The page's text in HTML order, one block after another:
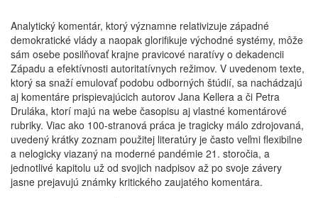
Analytický komentár, ktorý významne relativizuje západné
demokratické vlády a naopak glorifikuje východné systémy, môže
sám osebe posilňovať krajne pravicové naratívy o dekadencii
Západu a efektívnosti autoritatívnych režimov. V uvedenom texte,
ktorý sa snaží emulovať podobu odborných štúdií, sa nachádzajú
aj komentáre prispievajúcich autorov Jana Kellera a či Petra
Druláka, ktorí majú na webe časopisu aj vlastné komentárové
rubriky. Viac ako 100-stranová práca je tragicky málo zdrojovaná,
uvedený krátky zoznam použitej literatúry je často veľmi flexibilne
a nelogicky viazaný na moderné pandémie 21. storočia, a
jednotlivé kapitolu už od svojich nadpisov až po svoje závery
jasne prejavujú známky kritického zaujatého komentára.